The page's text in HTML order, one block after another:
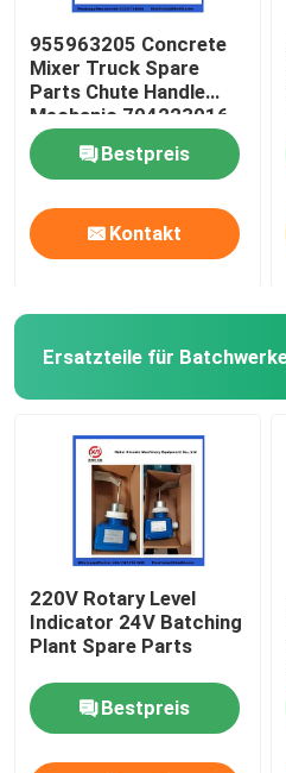
955963205 Concrete
Mixer Truck Spare
Parts Chute Handle
Mechanic 704223016
Bestpreis
Kontakt
Ersatzteile für
220V Rotary Level
Indicator 24V Batching
Plant Spare Parts
Bestpreis